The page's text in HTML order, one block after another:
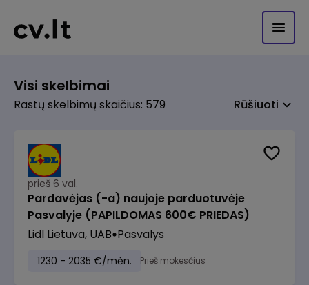
Visi skelbimai
Rastų skelbimų skaičius: 579 Rūšiuoti
prieš 6 val.
Pardavėjas (-a) naujoje parduotuvėje
Pasvalyje (PAPILDOMAS 600€ PRIEDAS)
Lidl Lietuva, UAB Pasvalys
1230 - 2035 €/mėn. Prieš mokesčius